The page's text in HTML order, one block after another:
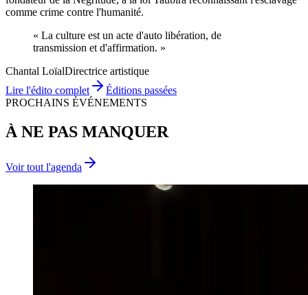
comme crime contre l'humanité.
« La culture est un acte d'auto libération, de
transmission et d'affirmation. »
Chantal LoïalDirectrice artistique
Lire l'édito complet
Éditions passées
PROCHAINS ÉVÉNEMENTS
À NE PAS MANQUER
Voir tout l'agenda